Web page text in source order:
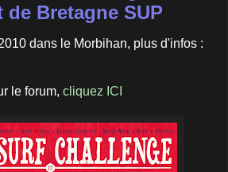
Bretagne SUP
dans le Morbihan, plus d'infos :
le forum, cliquez ICI